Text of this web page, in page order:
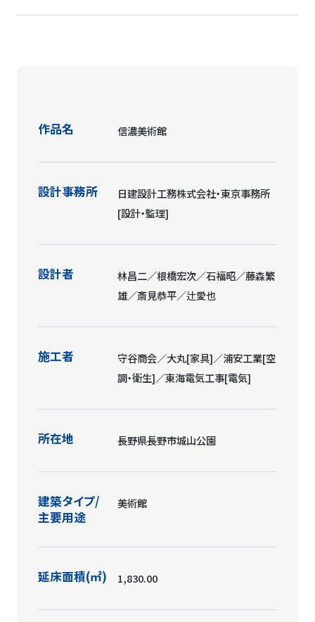
作品名 信濃美術館
設計事務所
日建設計工務株式会社・東京事務所
[設計・監理]
設計者
林昌二／根橋宏次／石福昭／藤森繁
雄／斎見恭平／辻愛也
施工者
守谷商会／大丸[家具]／浦安工業[空
調・衛生]／東海電気工事[電気]
所在地 長野県長野市城山公園
建築タイプ/
主要用途
美術館
延床面積(㎡) 1,830.00